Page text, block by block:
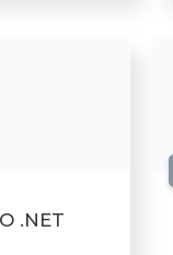
.NET